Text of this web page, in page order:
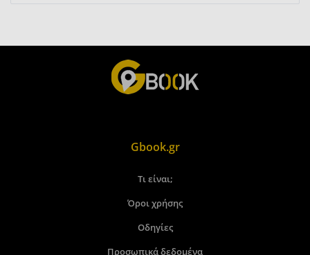
Gbook.gr
Τι είναι;
Όροι χρήσης
Οδηγίες
Προσωπικά δεδομένα